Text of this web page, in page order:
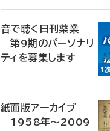
音で聴く日刊薬業
第9期のパーソナリ
ティを募集します
紙面版アーカイブ
1958年～2009